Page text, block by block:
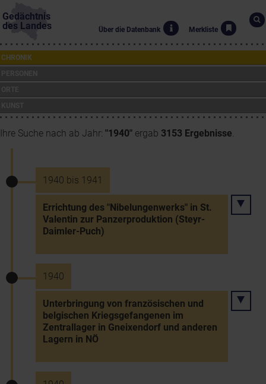
Gedächtnis
des Landes
Über die Datenbank Merkliste
CHRONIK
Ihre Suche nach ab Jahr: "1940" ergab 3153 Ergebnisse.
1940 bis 1941
Errichtung des "Nibelungenwerks" in St.
Valentin zur Panzerproduktion (Steyr-
Daimler-Puch)
1940
Unterbringung von französischen und
belgischen Kriegsgefangenen im
Zentrallager in Gneixendorf und anderen
Lagern in NÖ